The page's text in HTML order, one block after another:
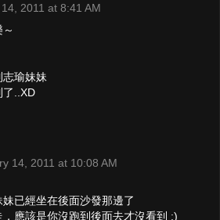
2011 at 8:41 AM
瑜妹妹
了..XD
14, 2011 at 10:08 AM
已經坐在後面沙發那邊了
應該是你沒跑到後面去才沒看到 :)